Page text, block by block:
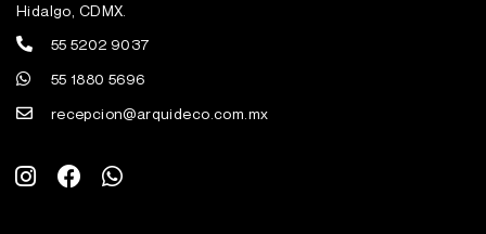
Hidalgo, CDMX.
55 5202 9037
55 1880 5696
recepcion@arquideco.com.mx
n
s
a
c
h
a